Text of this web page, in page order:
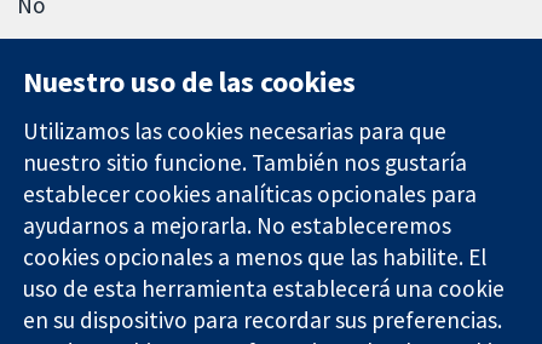
Evidencia fiable.
Decisiones
informadas.
Mejor salud.
11-13 Cavendish
Square
Londres
W1G 0AN
Reino Unido
Contacto
Noticias
Prensa
Sobre
nosotros
Empleo
Cochrane
Nuestro uso de las cookies
Utilizamos las cookies necesarias para que
nuestro sitio funcione. También nos gustaría
establecer cookies analíticas opcionales para
ayudarnos a mejorarla. No estableceremos
cookies opcionales a menos que las habilite. El
uso de esta herramienta establecerá una cookie
en su dispositivo para recordar sus preferencias.